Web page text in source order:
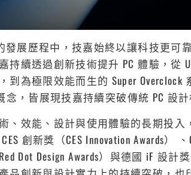
發展歷程中，技嘉始終以讓科技更可
持續透過創新技術提升 PC 體驗，從
到為極限效能而生的 Super
概念，皆展現技嘉持續突破傳統 PC 設
、效能、設計與使用體驗的長期投
創新獎（CES Innovation Awards）
Dot Design Awards）與德國 iF 設計